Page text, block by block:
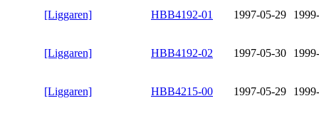
[Liggaren] HBB4192-01 1997-05-29
[Liggaren] HBB4192-02 1997-05-30
[Liggaren] HBB4215-00 1997-05-29